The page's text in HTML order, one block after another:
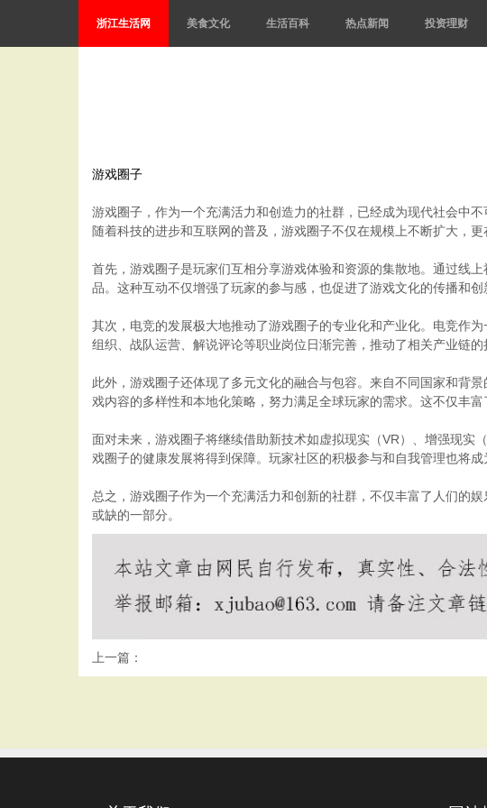
浙江生活网 美食文化 生活百科 热点新闻 投资理财
游戏圈子
游戏圈子，作为一个充满活力和创造力的社群，已经成为现代社会中
随着科技的进步和互联网的普及，游戏圈子不仅在规模上不断扩大，
首先，游戏圈子是玩家们互相分享游戏体验和资源的集散地。通过线
品。这种互动不仅增强了玩家的参与感，也促进了游戏文化的传播和
其次，电竞的发展极大地推动了游戏圈子的专业化和产业化。电竞作
组织、战队运营、解说评论等职业岗位日渐完善，推动了相关产业链
此外，游戏圈子还体现了多元文化的融合与包容。来自不同国家和背
戏内容的多样性和本地化策略，努力满足全球玩家的需求。这不仅丰
面对未来，游戏圈子将继续借助新技术如虚拟现实（VR）、增强现实
戏圈子的健康发展将得到保障。玩家社区的积极参与和自我管理也将成
总之，游戏圈子作为一个充满活力和创新的社群，不仅丰富了人们的
或缺的一部分。
上一篇：